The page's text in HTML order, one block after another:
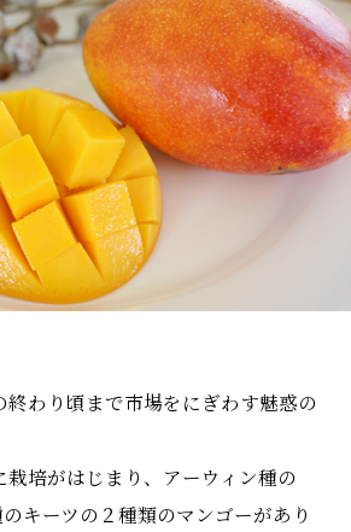
終わり頃まで市場をにぎわす魅惑の
培がはじまり、アーウィン種の
キーツの２種類のマンゴーがあり